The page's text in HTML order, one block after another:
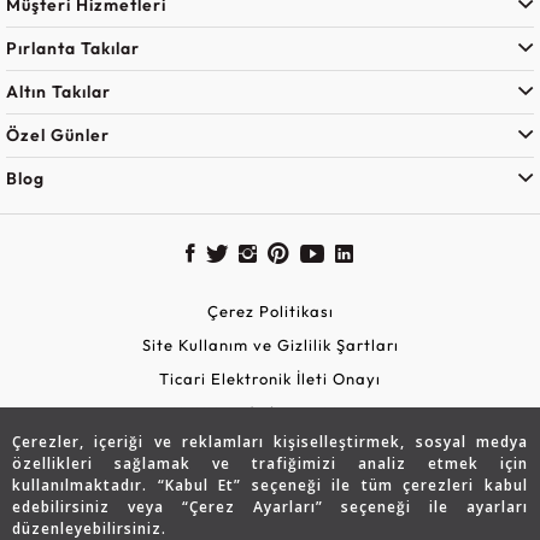
Çerezler, içeriği ve reklamları kişiselleştirmek, sosyal medya
özellikleri sağlamak ve trafiğimizi analiz etmek için
kullanılmaktadır. “Kabul Et” seçeneği ile tüm çerezleri kabul
edebilirsiniz veya “Çerez Ayarları” seçeneği ile ayarları
düzenleyebilirsiniz.
Pırlanta Takılar
Altın Takılar
Özel Günler
Blog
Çerez Politikası
Site Kullanım ve Gizlilik Şartları
Ticari Elektronik İleti Onayı
KVKK Aydınlatma Metni
Güvenli Alışveriş